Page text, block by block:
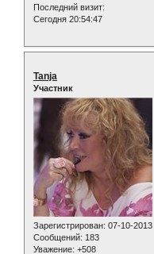
Последний визит:
Сегодня 20:54:47
Tanja
Участник
Зарегистрирован: 07-10-2013
Сообщений: 183
Уважение: +508